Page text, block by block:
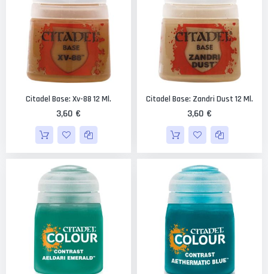
Citadel Base: Xv-88 12 Ml.
3,60 €
Citadel Base: Zandri Dust 12 Ml.
3,60 €